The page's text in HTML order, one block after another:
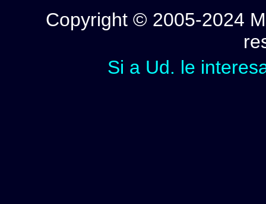
Copyright © 2005-2024
Si a Ud. le